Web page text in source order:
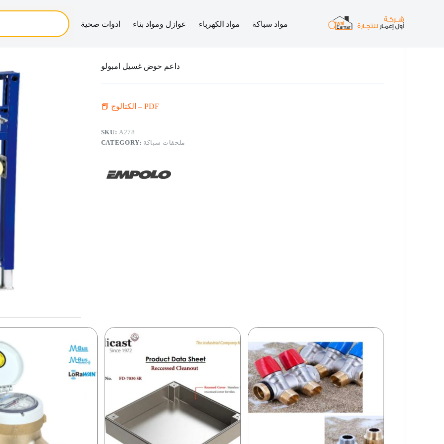
ادوات صحية عوازل ومواد بناء مواد الكهرباء مواد سباكة
داعم حوض غسيل امبولو
📕 الكتالوج – PDF
SKU: A278
CATEGORY: ملحقات سباكة